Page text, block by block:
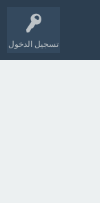
تسجيل الدخول